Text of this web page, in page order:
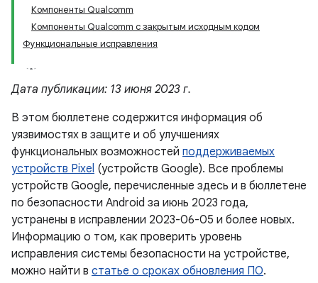
Компоненты Qualcomm
Компоненты Qualcomm с закрытым исходным кодом
Функциональные исправления
Дата публикации: 13 июня 2023 г.
В этом бюллетене содержится информация об
уязвимостях в защите и об улучшениях
функциональных возможностей поддерживаемых
устройств Pixel (устройств Google). Все проблемы
устройств Google, перечисленные здесь и в бюллетене
по безопасности Android за июнь 2023 года,
устранены в исправлении 2023-06-05 и более новых.
Информацию о том, как проверить уровень
исправления системы безопасности на устройстве,
можно найти в статье о сроках обновления ПО.